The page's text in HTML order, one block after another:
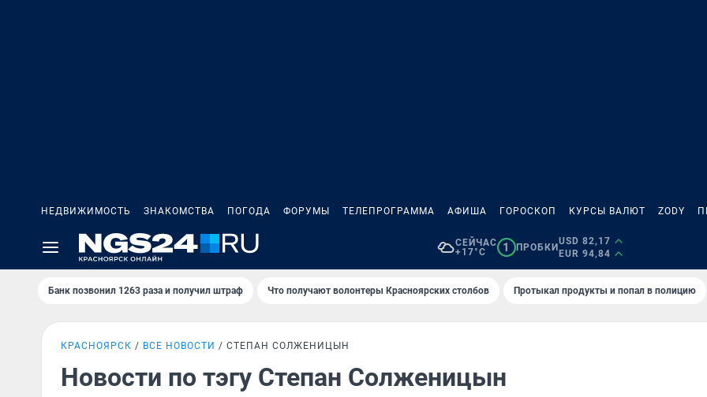
НЕДВИЖИМОСТЬ ЗНАКОМСТВА ПОГОДА ФОРУМЫ ТЕЛЕПРОГРАММА АФИША ГОРОСКОП КУРСЫ ВАЛЮТ ZODY
СЕЙЧАС
+17°C
1 ПРОБКИ
USD 82,17
EUR 94,84
Банк позвонил 1263 раза и получил штраф Что получают волонтеры Красноярских столбов Протыкал продукты и попал в полицию
КРАСНОЯРСК ВСЕ НОВОСТИ СТЕПАН СОЛЖЕНИЦЫН
Новости по тэгу Степан Солженицын